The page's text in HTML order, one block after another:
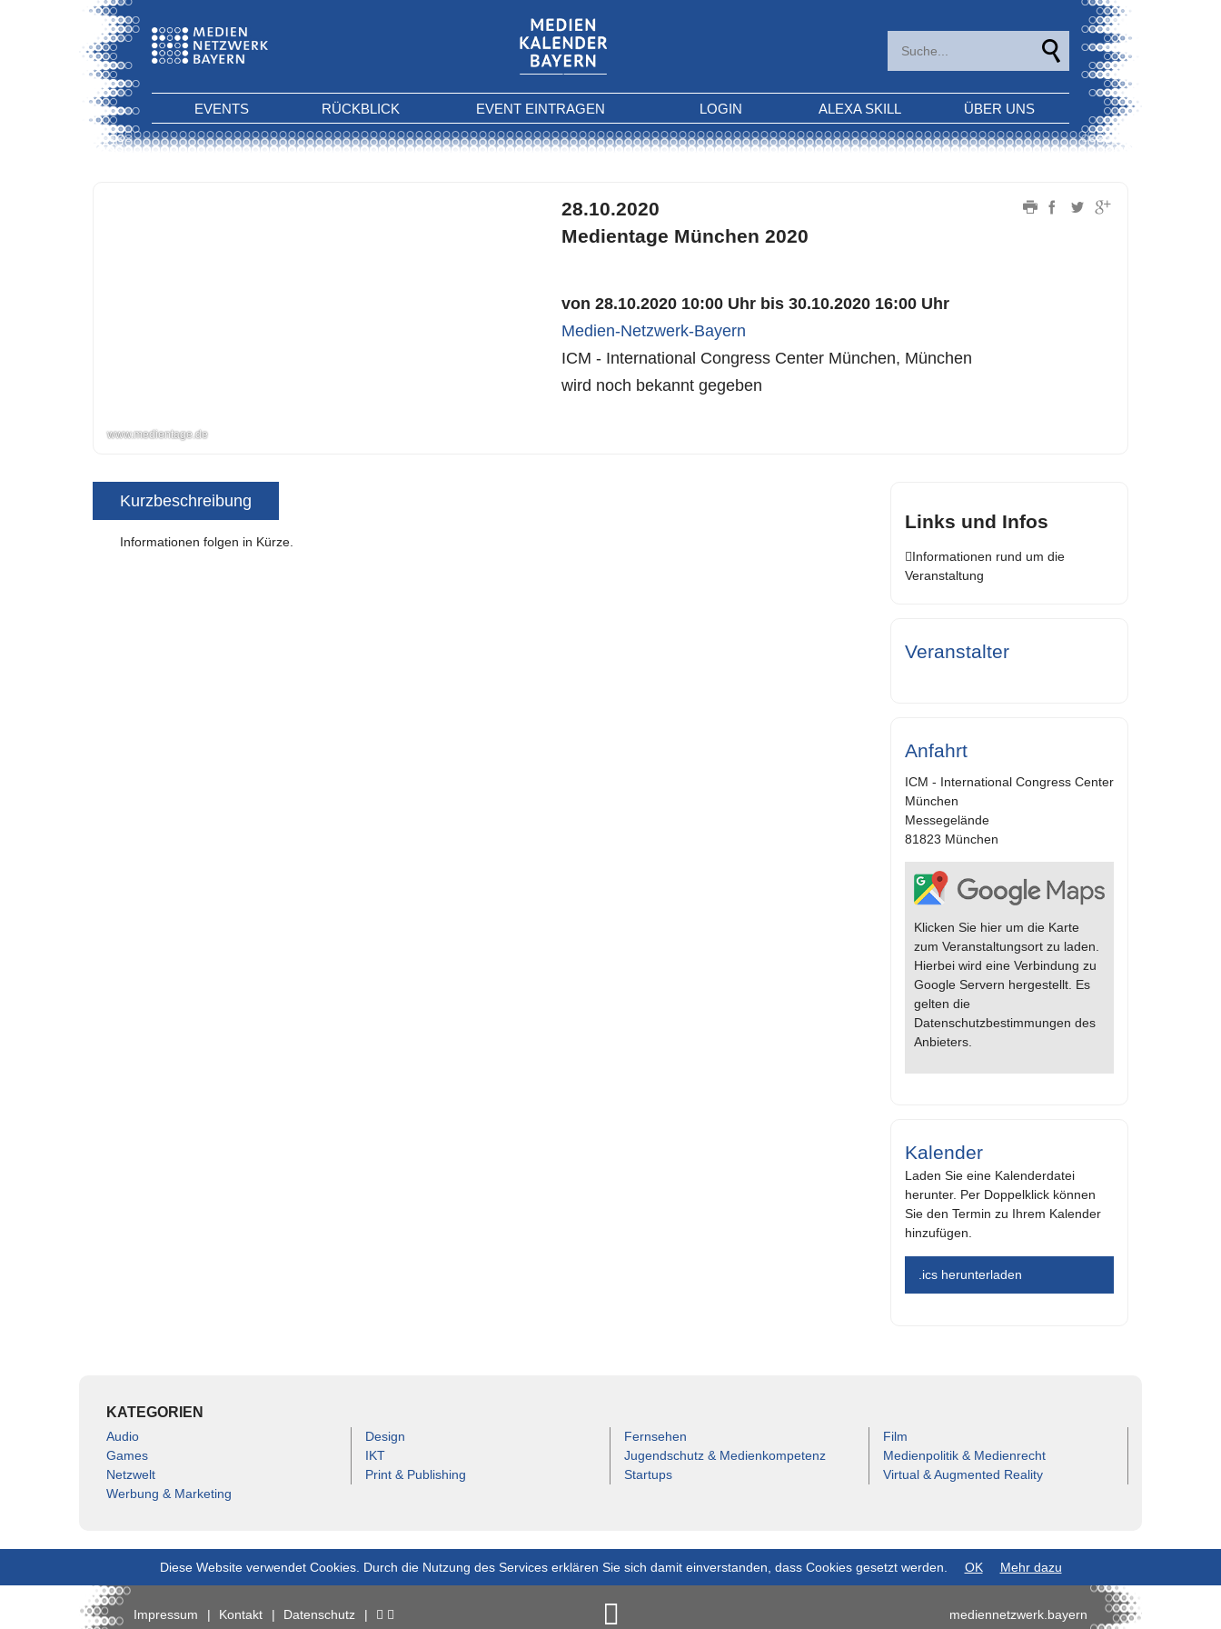
EVENTS RÜCKBLICK EVENT EINTRAGEN LOGIN ALEXA SKILL ÜBER UNS
www.medientage.de
28.10.2020
Medientage München 2020
von 28.10.2020 10:00 Uhr bis 30.10.2020 16:00 Uhr
Medien-Netzwerk-Bayern
ICM - International Congress Center München, München
wird noch bekannt gegeben
Kurzbeschreibung
Informationen folgen in Kürze.
Links und Infos
Informationen rund um die
Veranstaltung
Veranstalter
Anfahrt
ICM - International Congress Center
München
Messegelände
81823 München
Klicken Sie hier um die Karte
zum Veranstaltungsort zu laden.
Hierbei wird eine Verbindung zu
Google Servern hergestellt. Es
gelten die
Datenschutzbestimmungen des
Anbieters.
Kalender
Laden Sie eine Kalenderdatei
herunter. Per Doppelklick können
Sie den Termin zu Ihrem Kalender
hinzufügen.
.ics herunterladen
KATEGORIEN
Audio Design Fernsehen
Film
Games
IKT Jugendschutz & Medienkompetenz
Medienpolitik & Medienrecht
Netzwelt
Print & Publishing Startups
Virtual & Augmented Reality
Werbung & Marketing
Impressum Kontakt Datenschutz mediennetzwerk.bayern
Diese Website verwendet Cookies. Durch die Nutzung des Services erklären Sie sich damit einverstanden, dass Cookies gesetzt werden. OK Mehr dazu